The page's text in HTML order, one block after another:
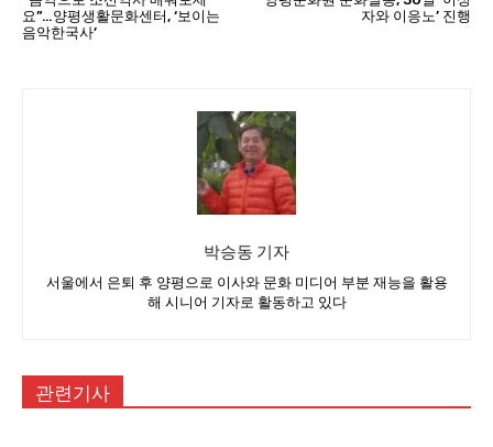
요”…양평생활문화센터, ‘보이는
음악한국사’
자와 이응노’ 진행
박승동 기자
서울에서 은퇴 후 양평으로 이사와 문화 미디어 부분 재능을 활용
해 시니어 기자로 활동하고 있다
관련기사